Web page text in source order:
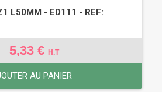
L50MM - ED111 - REF:
5,33 € H.T
AU PANIER